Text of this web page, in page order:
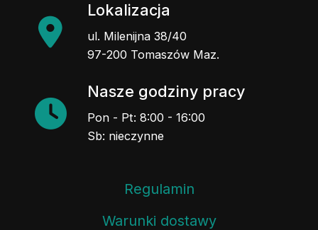
Lokalizacja
ul. Milenijna 38/40
97-200 Tomaszów Maz.
Nasze godziny pracy
Pon - Pt: 8:00 - 16:00
Sb: nieczynne
Regulamin
Warunki dostawy